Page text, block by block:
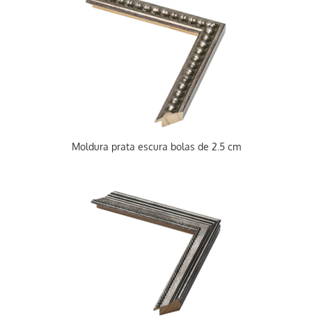
Moldura prata escura bolas de 2.5 cm